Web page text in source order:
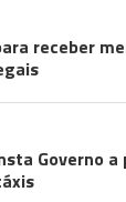
receber
Governo